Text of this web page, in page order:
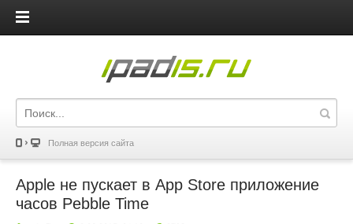
iPadis.ru
Полная версия сайта
Apple не пускает в App Store приложение
часов Pebble Time